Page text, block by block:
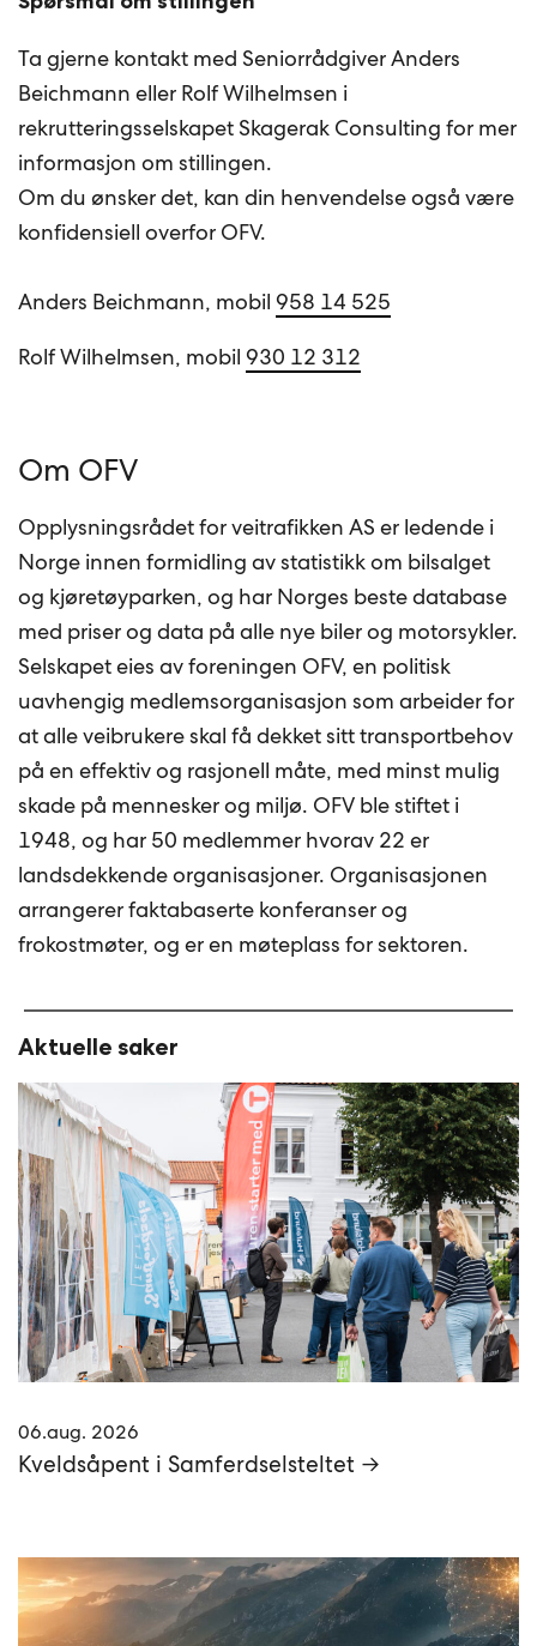
Ta gjerne kontakt med Seniorrådgiver Anders
Beichmann eller Rolf Wilhelmsen i
rekrutteringsselskapet Skagerak Consulting for mer
informasjon om stillingen.
Om du ønsker det, kan din henvendelse også være
konfidensiell overfor OFV.
Anders Beichmann, mobil958 14 525
Rolf Wilhelmsen, mobil930 12 312
Om OFV
Opplysningsrådet for veitrafikken AS er ledende i
Norge innen formidling av statistikk om bilsalget
og kjøretøyparken, og har Norges beste database
med priser og data på alle nye biler og motorsykler.
Selskapet eies av foreningen OFV, en politisk
uavhengig medlemsorganisasjon som arbeider for
at alle veibrukere skal få dekket sitt transportbehov
på en effektiv og rasjonell måte, med minst mulig
skade på mennesker og miljø. OFV ble stiftet i
1948, og har 50 medlemmer hvorav 22 er
landsdekkende organisasjoner. Organisasjonen
arrangerer faktabaserte konferanser og
frokostmøter, og er en møteplass for sektoren.
Aktuelle saker
06.aug. 2026
Kveldsåpent i Samferdselsteltet →